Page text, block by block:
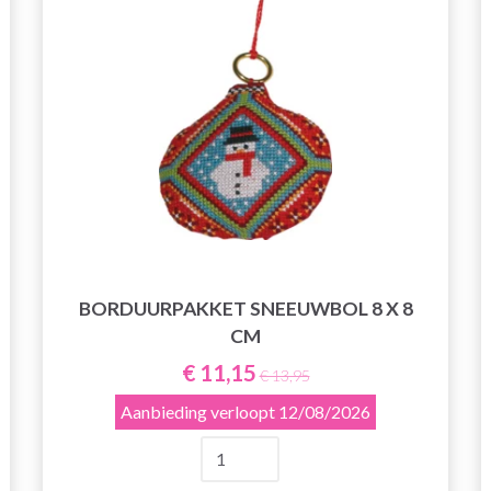
BORDUURPAKKET SNEEUWBOL 8 X 8
CM
€ 11,15 € 13,95
Aanbieding verloopt 12/08/2026